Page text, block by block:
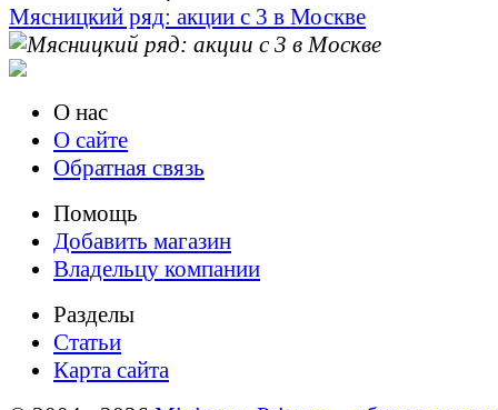
Мясницкий ряд: акции с 3 в Москве
О нас
О сайте
Обратная связь
Помощь
Добавить магазин
Владельцу компании
Разделы
Статьи
Карта сайта